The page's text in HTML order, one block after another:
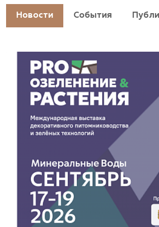
Владимирская область,
Знаменское
(929) 992-7100
Московская область, Каширский
Барабаново
(929) 992-7100
pitomnik-kashira.ru
Новости События